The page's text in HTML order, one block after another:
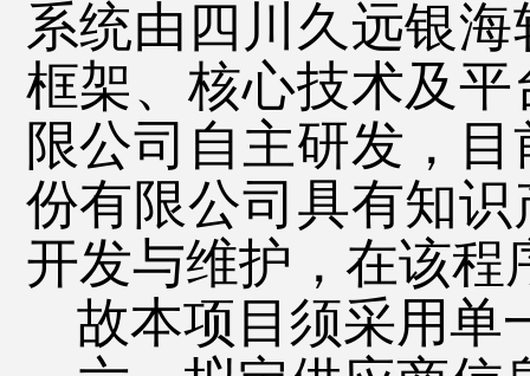
系统由四川久远银
框架、核心技术及
限公司自主研发，
份有限公司具有知
开发与维护，在该程
故本项目须采用单